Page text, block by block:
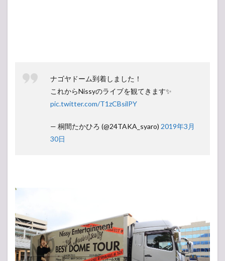
ナゴヤドーム到着しました！
これからNissyのライブを観てきます✨
pic.twitter.com/T1zCBsilPY
— 桐間たかひろ (@24TAKA_syaro) 2019年3月
30日